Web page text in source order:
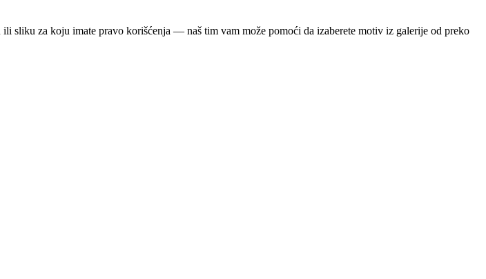
sliku za koju imate pravo korišćenja — naš tim vam može pomoći da izaberete motiv iz galerije od preko